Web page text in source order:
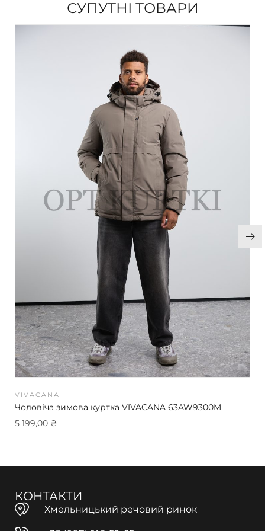
СУПУТНІ ТОВАРИ
VIVACANA
Чоловіча зимова куртка VIVACANA 63AW9300M
5 199,00 ₴
КОНТАКТИ
Хмельницький речовий ринок